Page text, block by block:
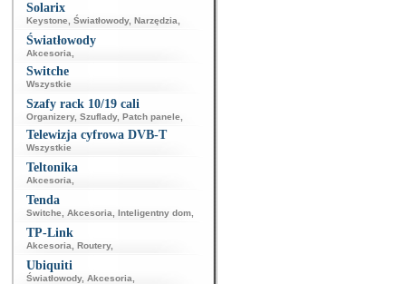
Solarix
Keystone Światłowody, Narzędzia
Światłowody
Akcesoria
Switche
Wszystkie
Szafy rack 10/19 cali
Organizery, Szuflady, Patch panele
Telewizja cyfrowa DVB-T
Wszystkie
Teltonika
Akcesoria
Tenda
Switche Akcesoria Inteligentny dom
TP-Link
Akcesoria Routery,
Ubiquiti
Światłowody, Akcesoria